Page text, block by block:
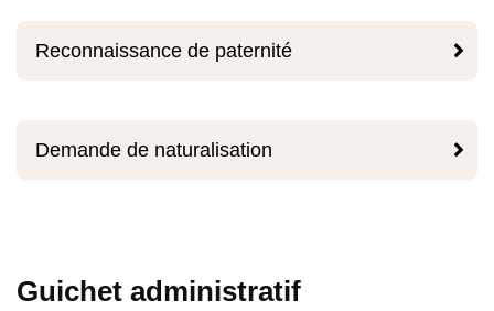

Reconnaissance de paternité

Demande de naturalisation
Guichet administratif